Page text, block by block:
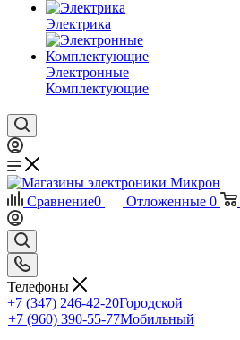
Электрика
Электронные
Комплектующие
Сравнение0 Отложенные 0
Телефоны
+7 (347) 246-42-20Городской
+7 (960) 390-55-77Мобильный